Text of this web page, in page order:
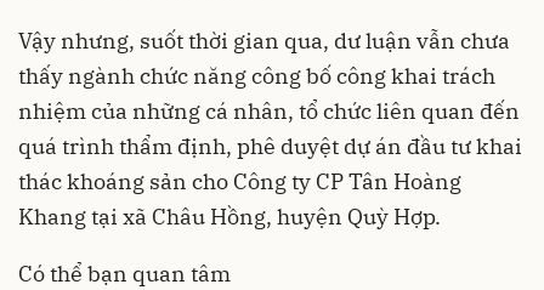
Vậy nhưng, suốt thời gian qua, dư luận vẫn chưa
thấy ngành chức năng công bố công khai trách
nhiệm của những cá nhân, tổ chức liên quan đến
quá trình thẩm định, phê duyệt dự án đầu tư khai
thác khoáng sản cho Công ty CP Tân Hoàng
Khang tại xã Châu Hồng, huyện Quỳ Hợp.
Có thể bạn quan tâm